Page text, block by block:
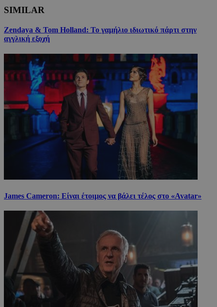
SIMILAR
Zendaya & Tom Holland: Το γαμήλιο ιδιωτικό πάρτι στην
αγγλική εξοχή
James Cameron: Είναι έτοιμος να βάλει τέλος στο «Avatar»